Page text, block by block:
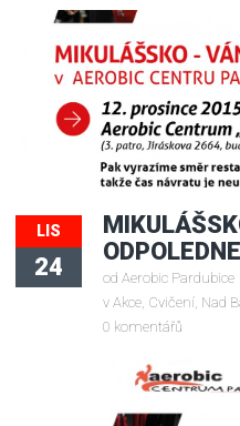
LIS
24
ODPOLEDNE
od Aerobic Pardubice
v Akce Cvičení Nad
0 komentářů